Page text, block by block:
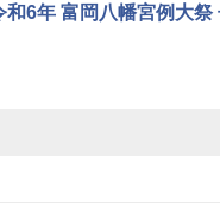
和6年 富岡八幡宮例大祭